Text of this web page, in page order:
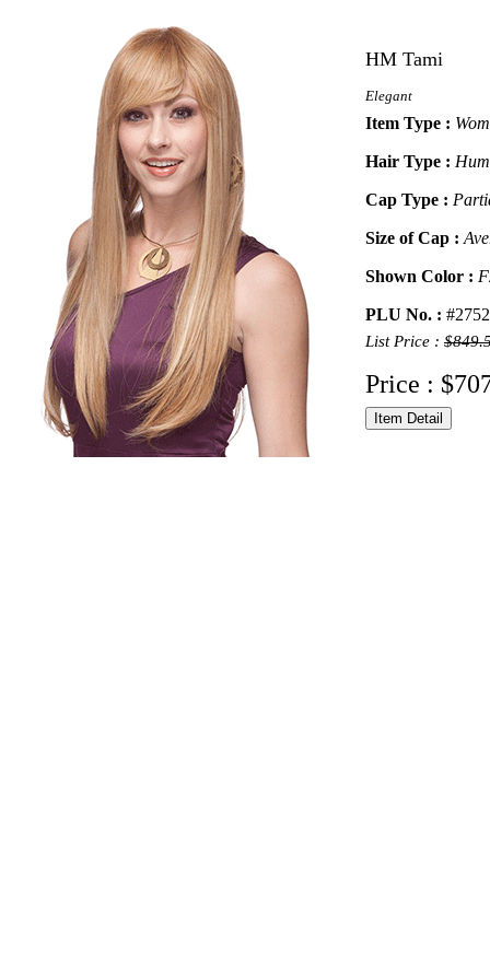
HM Tami
Elegant
Item Type :
Hair Type :
Cap Type :
Size of Cap :
Shown Color :
PLU No. :
List Price :
Price :